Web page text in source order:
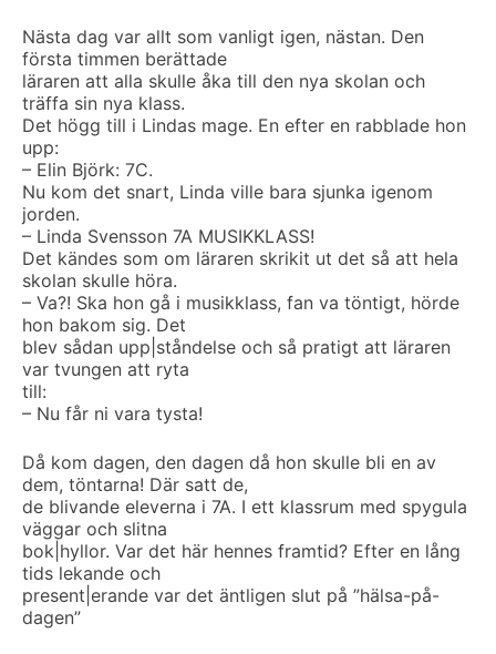
Nästa dag var allt som vanligt igen, nästan. Den
första timmen berättade
läraren att alla skulle åka till den nya skolan och
träffa sin nya klass.
Det högg till i Lindas mage. En efter en rabblade hon
upp:
– Elin Björk: 7C.
Nu kom det snart, Linda ville bara sjunka igenom
jorden.
– Linda Svensson 7A MUSIKKLASS!
Det kändes som om läraren skrikit ut det så att hela
skolan skulle höra.
– Va?! Ska hon gå i musikklass, fan va töntigt, hörde
hon bakom sig. Det
blev sådan upp|ståndelse och så pratigt att läraren
var tvungen att ryta
till:
– Nu får ni vara tysta!
Då kom dagen, den dagen då hon skulle bli en av
dem, töntarna! Där satt de,
de blivande eleverna i 7A. I ett klassrum med spygula
väggar och slitna
bok|hyllor. Var det här hennes framtid? Efter en lång
tids lekande och
present|erande var det äntligen slut på ”hälsa-på-
dagen”